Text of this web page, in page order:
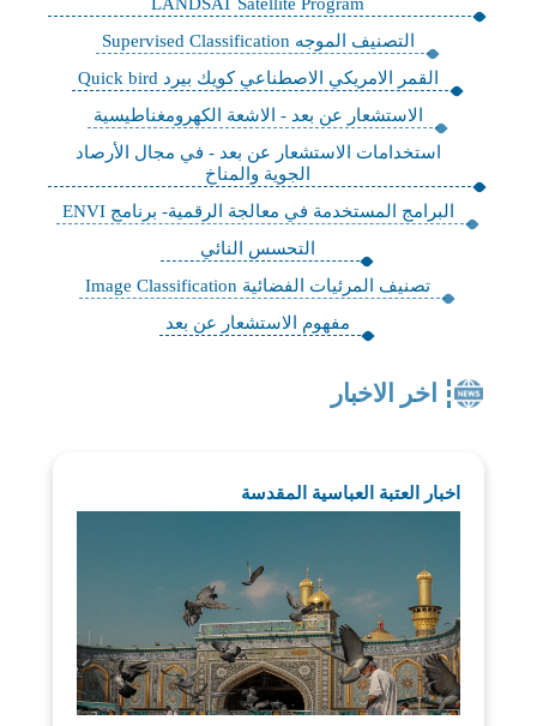
التصنيف الموجه Supervised Classification
القمر الامريكي الاصطناعي كويك بيرد Quick bird
الاستشعار عن بعد - الاشعة الكهرومغناطيسية
استخدامات الاستشعار عن بعد - في مجال الأرصاد
الجوية والمناخ
البرامج المستخدمة في معالجة الرقمية- برنامج ENVI
التحسس النائي
تصنيف المرئيات الفضائية Image Classification
مفهوم الاستشعار عن بعد
اخر الاخبار
اخبار العتبة العباسية المقدسة